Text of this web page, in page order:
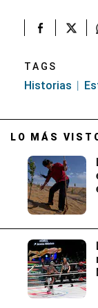
TAGS
Historias
LO MÁS